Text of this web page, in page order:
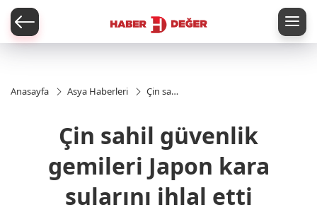
Anasayfa Asya Haberleri
Çin sahil
Japon
kara
ihlal etti
Çin sahil güvenlik
gemileri Japon kara
sularını ihlal etti